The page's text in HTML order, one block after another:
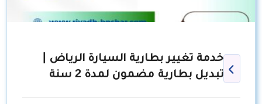
خدمة تغيير بطارية السيارة الرياض |
تبديل بطارية مضمون لمدة 2 سنة